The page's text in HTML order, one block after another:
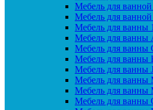
Мебель для
Мебель для ванной
Мебель для ванны
Мебель для ванны
Мебель для ванны
Мебель для ванны
Мебель для ванны
Мебель для
Мебель для ванны
Мебель для ванны